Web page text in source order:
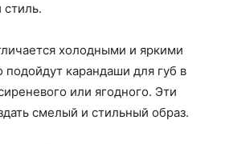
стиль.
холодными и яркими
подойдут карандаши для губ в
или ягодного. Эти
смелый и стильный образ.